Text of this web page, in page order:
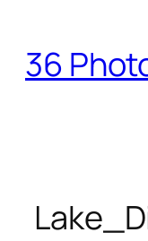
springen
36